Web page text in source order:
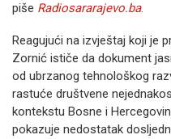
piše Radiosararajevo.ba.
Reagujući na izvještaj koji je
Zornić ističe da dokument
od ubrzanog tehnološkog
rastuće društvene
kontekstu Bosne i
pokazuje nedostatak